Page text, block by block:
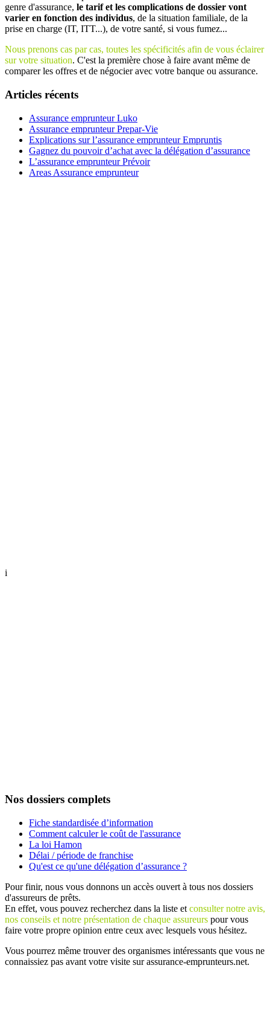
genre d'assurance, le tarif et les complications de dossier vont
varier en fonction des individus, de la situation familiale, de la
prise en charge (IT, ITT...), de votre santé, si vous fumez...
Nous prenons cas par cas, toutes les spécificités afin de vous éclairer
sur votre situation. C'est la première chose à faire avant même de
comparer les offres et de négocier avec votre banque ou assurance.
Articles récents
Assurance emprunteur Luko
Assurance emprunteur Prepar-Vie
Explications sur l’assurance emprunteur Empruntis
Gagnez du pouvoir d’achat avec la délégation d’assurance
L’assurance emprunteur Prévoir
Areas Assurance emprunteur
i
Nos dossiers complets
Fiche standardisée d’information
Comment calculer le coût de l'assurance
La loi Hamon
Délai / période de franchise
Qu'est ce qu'une délégation d’assurance ?
Pour finir, nous vous donnons un accès ouvert à tous nos dossiers
d'assureurs de prêts.
En effet, vous pouvez recherchez dans la liste et consulter notre avis,
nos conseils et notre présentation de chaque assureurs pour vous
faire votre propre opinion entre ceux avec lesquels vous hésitez.
Vous pourrez même trouver des organismes intéressants que vous ne
connaissiez pas avant votre visite sur assurance-emprunteurs.net.